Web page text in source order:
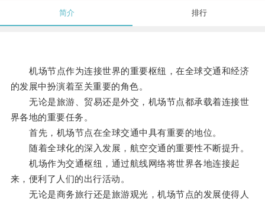
简介 排行
机场节点作为连接世界的重要枢纽，在全球交通和经济
的发展中扮演着至关重要的角色。
无论是旅游、贸易还是外交，机场节点都承载着连接世
界各地的重要任务。
首先，机场节点在全球交通中具有重要的地位。
随着全球化的深入发展，航空交通的重要性不断提升。
机场作为交通枢纽，通过航线网络将世界各地连接起
来，便利了人们的出行活动。
无论是商务旅行还是旅游观光，机场节点的发展使得人